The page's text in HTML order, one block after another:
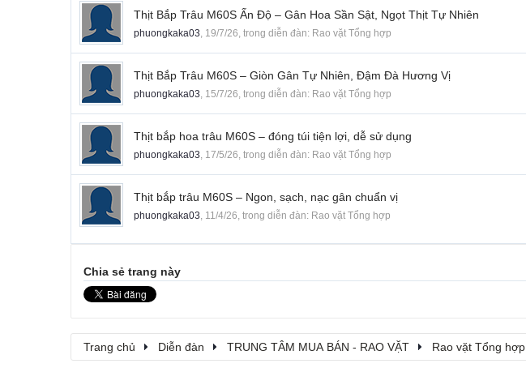
Thịt Bắp Trâu M60S Ấn Độ – Gân Hoa Sần Sật, Ngọt Thịt Tự Nhiên
phuongkaka03, 19/7/26, trong diễn đàn: Rao vặt Tổng hợp
Thịt Bắp Trâu M60S – Giòn Gân Tự Nhiên, Đậm Đà Hương Vị
phuongkaka03, 15/7/26, trong diễn đàn: Rao vặt Tổng hợp
Thịt bắp hoa trâu M60S – đóng túi tiện lợi, dễ sử dụng
phuongkaka03, 17/5/26, trong diễn đàn: Rao vặt Tổng hợp
Thịt bắp trâu M60S – Ngon, sạch, nạc gân chuẩn vị
phuongkaka03, 11/4/26, trong diễn đàn: Rao vặt Tổng hợp
Chia sẻ trang này
Trang chủ Diễn đàn TRUNG TÂM MUA BÁN - RAO VẶT Rao vặt Tổng hợp